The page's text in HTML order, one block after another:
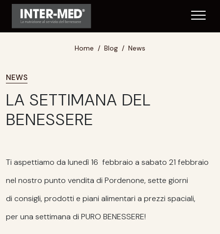
Home Blog News
NEWS
LA SETTIMANA DEL
BENESSERE
Ti aspettiamo da lunedì 16 febbraio a sabato 21 febbraio
nel nostro punto vendita di Pordenone, sette giorni
di consigli, prodotti e piani alimentari a prezzi spaciali,
per una settimana di PURO BENESSERE!